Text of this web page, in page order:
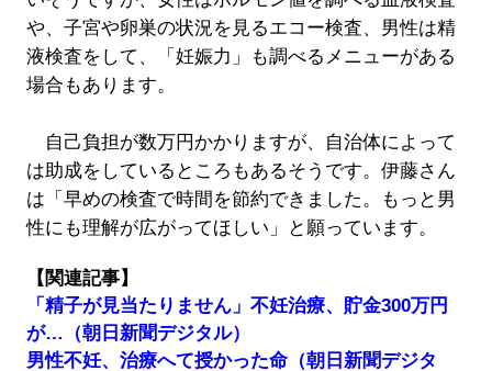
や、子宮や卵巣の状況を見るエコー検査、男性は精
液検査をして、「妊娠力」も調べるメニューがある
場合もあります。
自己負担が数万円かかりますが、自治体によって
は助成をしているところもあるそうです。伊藤さん
は「早めの検査で時間を節約できました。もっと男
性にも理解が広がってほしい」と願っています。
【関連記事】
「精子が見当たりません」不妊治療、貯金300万円
が…（朝日新聞デジタル）
男性不妊、治療へて授かった命（朝日新聞デジタ